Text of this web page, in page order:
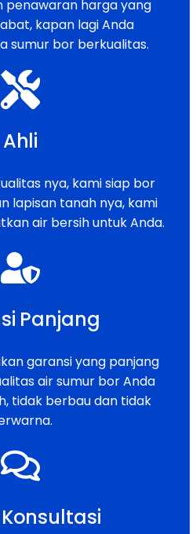
penawaran harga yang
kapan lagi Anda
sumur bor berkualitas.
Ahli
nya, kami siap bor
lapisan tanah nya, kami
air bersih untuk Anda.
Panjang
garansi yang panjang
air sumur bor Anda
tidak berbau dan tidak